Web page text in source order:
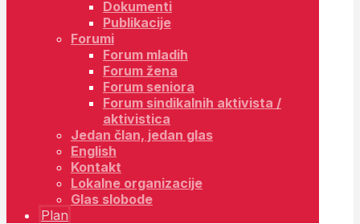
Dokumenti
Publikacije
Forumi
Forum mladih
Forum žena
Forum seniora
Forum sindikalnih aktivista /
aktivistica
Jedan član, jedan glas
English
Kontakt
Lokalne organizacije
Glas slobode
Plan